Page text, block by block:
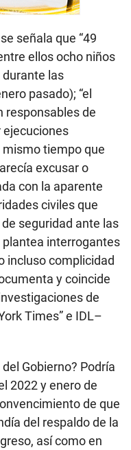
señala que “49
ellos ocho niños
las
pasado); “el
responsables de
mismo tiempo que
excusar o
con la aparente
civiles que
seguridad ante las
plantea interrogantes
incluso complicidad
y coincide
de
Times” e IDL–
Gobierno? Podría
2022 y enero de
de que
del respaldo de la
así como en